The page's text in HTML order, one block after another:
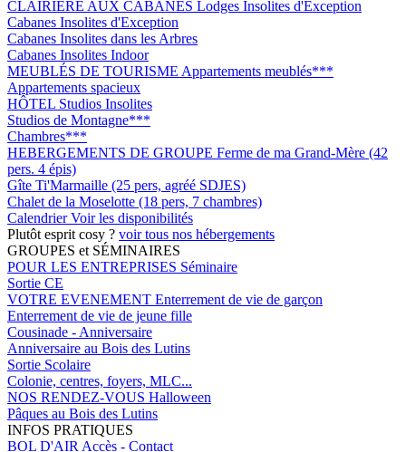
CLAIRIÈRE AUX CABANES Lodges Insolites d'Exception
Cabanes Insolites d'Exception
Cabanes Insolites dans les Arbres
Cabanes Insolites Indoor
MEUBLÉS DE TOURISME Appartements meublés***
Appartements spacieux
HÔTEL Studios Insolites
Studios de Montagne***
Chambres***
HEBERGEMENTS DE GROUPE Ferme de ma Grand-Mère (42
pers. 4 épis)
Gîte Ti'Marmaille (25 pers, agréé SDJES)
Chalet de la Moselotte (18 pers, 7 chambres)
CalendrierVoir les disponibilités
Plutôt esprit cosy ? voir tous nos hébergements
GROUPES et SÉMINAIRES
POUR LES ENTREPRISES Séminaire
Sortie CE
VOTRE EVENEMENT Enterrement de vie de garçon
Enterrement de vie de jeune fille
Cousinade - Anniversaire
Anniversaire au Bois des Lutins
Sortie Scolaire
Colonie, centres, foyers, MLC...
NOS RENDEZ-VOUS Halloween
Pâques au Bois des Lutins
INFOS PRATIQUES
BOL D'AIR Accès - Contact